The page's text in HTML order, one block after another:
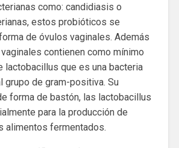
como: candidiasis o
estos probióticos se
de óvulos vaginales. Además
contienen como mínimo
lactobacillus que es una bacteria
grupo de gram-positiva. Su
forma de bastón, las lactobacillus
para la producción de
alimentos fermentados.